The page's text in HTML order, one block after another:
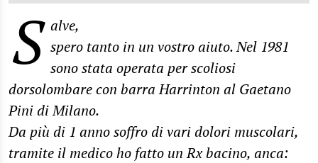
S alve,
spero tanto in un vostro aiuto. Nel 1981
sono stata operata per scoliosi
dorsolombare con barra Harrinton al Gaetano
Pini di Milano.
Da più di 1 anno soffro di vari dolori muscolari,
tramite il medico ho fatto un Rx bacino, anca: